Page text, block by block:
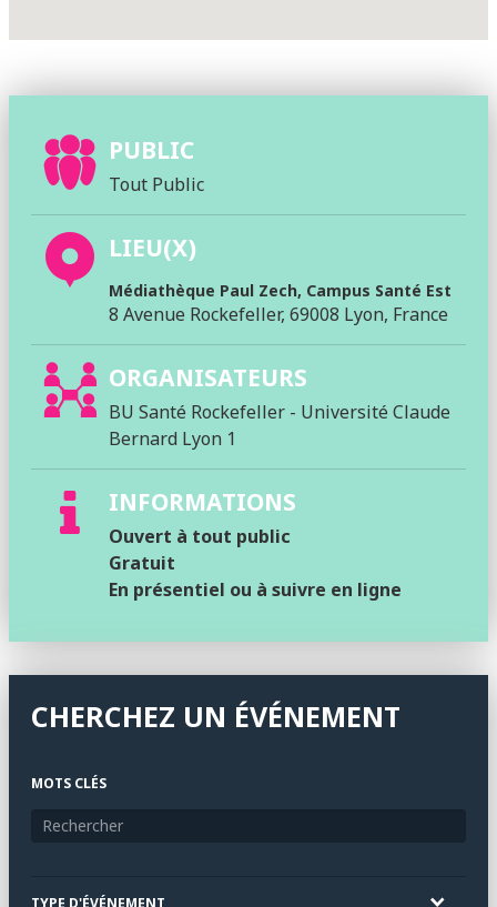
PUBLIC
Tout Public
LIEU(X)
Médiathèque Paul Zech, Campus Santé Est
8 Avenue Rockefeller, 69008 Lyon, France
ORGANISATEURS
BU Santé Rockefeller - Université Claude
Bernard Lyon 1
INFORMATIONS
Ouvert à tout public
Gratuit
En présentiel ou à suivre en ligne
CHERCHEZ UN ÉVÉNEMENT
MOTS CLÉS
TYPE D'ÉVÉNEMENT